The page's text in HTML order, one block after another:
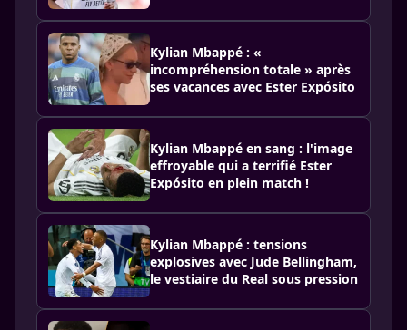
Kylian Mbappé : «
incompréhension totale » après
ses vacances avec Ester Expósito
Kylian Mbappé en sang : l'image
effroyable qui a terrifié Ester
Expósito en plein match !
Kylian Mbappé : tensions
explosives avec Jude Bellingham,
le vestiaire du Real sous pression